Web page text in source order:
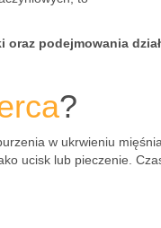
podejmowania
?
w ukrwieniu mięśnia
ucisk lub pieczenie.